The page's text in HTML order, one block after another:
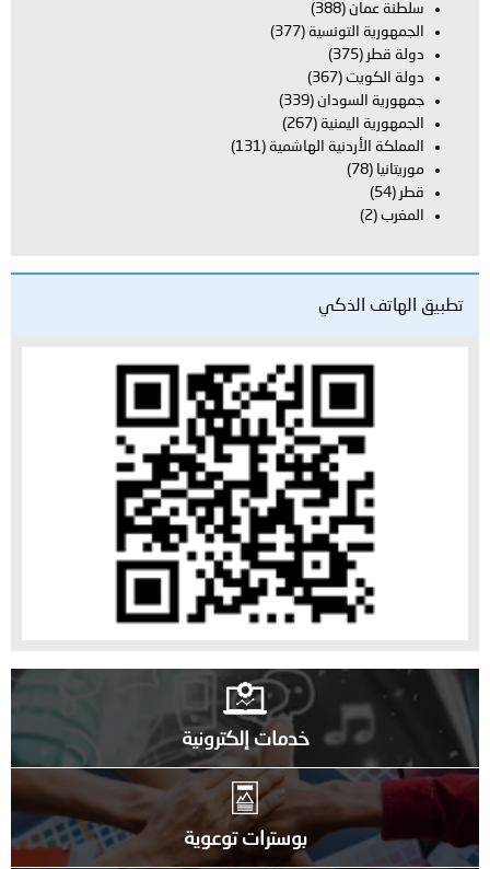
سلطنة عمان (388)
الجمهورية التونسية (377)
دولة قطر (375)
دولة الكويت (367)
جمهورية السودان (339)
الجمهورية اليمنية (267)
المملكة الأردنية الهاشمية (131)
موريتانيا (78)
قطر (54)
المغرب (2)
تطبيق الهاتف الذكي
خدمات إلكترونية
بوسترات توعوية